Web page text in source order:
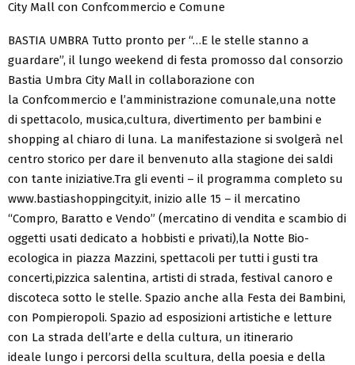
City Mall con Confcommercio e Comune
BASTIA UMBRA Tutto pronto per “…E le stelle stanno a
guardare”, il lungo weekend di festa promosso dal consorzio
Bastia Umbra City Mall in collaborazione con
la Confcommercio e l’amministrazione comunale,una notte
di spettacolo, musica,cultura, divertimento per bambini e
shopping al chiaro di luna. La manifestazione si svolgerà nel
centro storico per dare il benvenuto alla stagione dei saldi
con tante iniziative.Tra gli eventi – il programma completo su
www.bastiashoppingcity.it, inizio alle 15 – il mercatino
“Compro, Baratto e Vendo” (mercatino di vendita e scambio di
oggetti usati dedicato a hobbisti e privati),la Notte Bio-
ecologica in piazza Mazzini, spettacoli per tutti i gusti tra
concerti,pizzica salentina, artisti di strada, festival canoro e
discoteca sotto le stelle. Spazio anche alla Festa dei Bambini,
con Pompieropoli. Spazio ad esposizioni artistiche e letture
con La strada dell’arte e della cultura, un itinerario
ideale lungo i percorsi della scultura, della poesia e della